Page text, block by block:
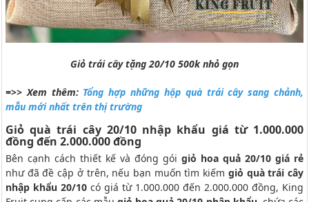
Giỏ trái cây tặng 20/10 500k nhỏ gọn
=>> Xem thêm: Tổng hợp những hộp quà trái cây sang chảnh,
mẫu mới nhất trên thị trường
Giỏ quà trái cây 20/10 nhập khẩu giá từ 1.000.000
đồng đến 2.000.000 đồng
Bên cạnh cách thiết kế và đóng gói giỏ hoa quả 20/10 giá rẻ
như đã đề cập ở trên, nếu bạn muốn tìm kiếm giỏ quà trái cây
nhập khẩu 20/10 có giá từ 1.000.000 đến 2.000.000 đồng, King